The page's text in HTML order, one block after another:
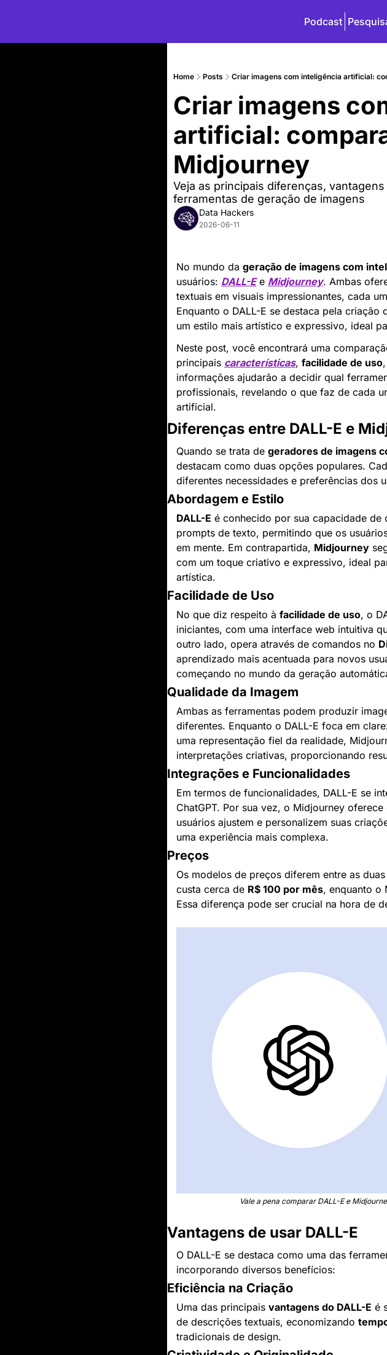
Podcast
Home Posts Criar imagens com inteligência artificial:
Criar imagens
artificial:
Midjourney
Veja as principais diferenças,
ferramentas de geração de imagens
Data Hackers
2026-06-11
No mundo da geração de imagens com
usuários: DALL-E e Midjourney. Ambas
textuais em visuais impressionantes, cada
Enquanto o DALL-E se destaca pela
um estilo mais artístico e expressivo, ideal
Neste post, você encontrará uma
principais características, facilidade de uso,
informações ajudarão a decidir qual
profissionais, revelando o que faz de cada
artificial.
Diferenças entre DALL-E e
Quando se trata de geradores de imagens
destacam como duas opções populares.
diferentes necessidades e preferências dos
Abordagem e Estilo
DALL-E é conhecido por sua capacidade de
prompts de texto, permitindo que os
em mente. Em contrapartida, Midjourney
com um toque criativo e expressivo, ideal
artística.
Facilidade de Uso
No que diz respeito à facilidade de uso, o
iniciantes, com uma interface web intuitiva
outro lado, opera através de comandos no
aprendizado mais acentuada para novos
começando no mundo da geração
Qualidade da Imagem
Ambas as ferramentas podem produzir
diferentes. Enquanto o DALL-E foca em
uma representação fiel da realidade,
interpretações criativas, proporcionando
Integrações e Funcionalidades
Em termos de funcionalidades, DALL-E se
ChatGPT. Por sua vez, o Midjourney
usuários ajustem e personalizem suas
uma experiência mais complexa.
Preços
Os modelos de preços diferem entre as
custa cerca de R$ 100 por mês, enquanto o
Essa diferença pode ser crucial na hora de
Vale a pena comparar DALL-E e
Vantagens de usar DALL-E
O DALL-E se destaca como uma das
incorporando diversos benefícios:
Eficiência na Criação
Uma das principais vantagens do DALL-E é
de descrições textuais, economizando
tradicionais de design.